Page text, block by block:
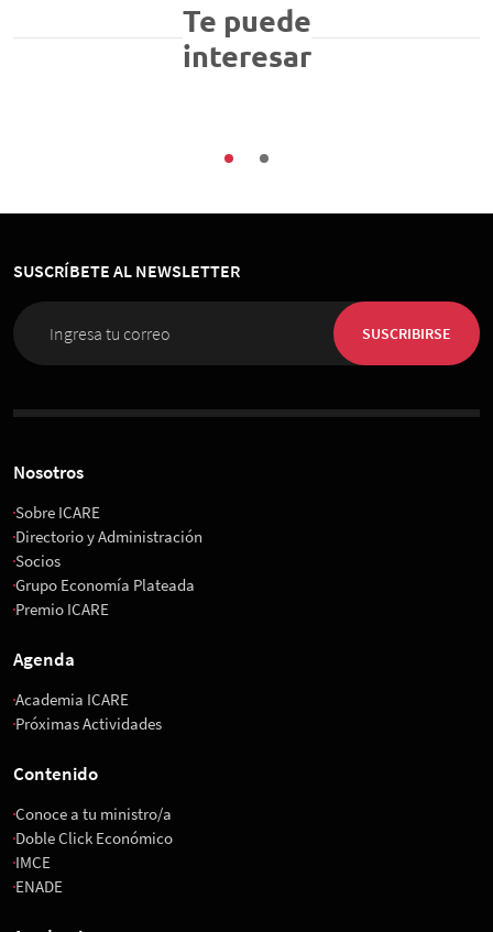
Te puede
interesar
Revive ∙ ENADE 2024: “Contra Immobilis, Contra
SUSCRÍBETE AL NEWSLETTER
SUSCRIBIRSE
Nosotros
Sobre ICARE
Directorio y Administración
Socios
Grupo Economía Plateada
Premio ICARE
Agenda
Academia ICARE
Próximas Actividades
Contenido
Conoce a tu ministro/a
Doble Click Económico
IMCE
ENADE